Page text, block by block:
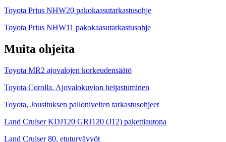
Toyota Prius NHW20 pakokaasutarkastusohje
Toyota Prius NHW11 pakokaasutarkastusohje
Muita ohjeita
Toyota MR2 ajovalojen korkeudensäätö
Toyota Corolla, Ajovalokuvion heijastuminen
Toyota, Jousituksen pallonivelten tarkastusohjeet
Land Cruiser KDJ120 GRJ120 (J12) pakettiautona
Land Cruiser 80, etuturvävyöt